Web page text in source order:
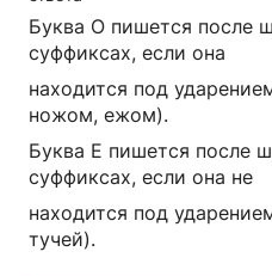
Буква О пишется после
суффиксах, если она
находится под
ножом, ежом).
Буква Е пишется после
суффиксах, если она не
находится под
тучей).